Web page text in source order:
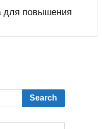
для повышения
Search